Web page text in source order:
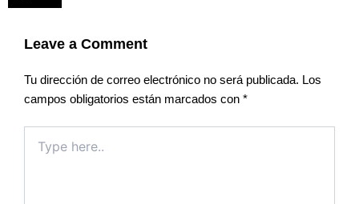
Leave a Comment
Tu dirección de correo electrónico no será publicada. Los
campos obligatorios están marcados con *
here..